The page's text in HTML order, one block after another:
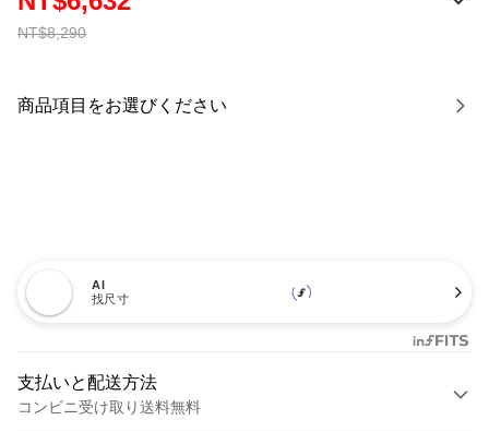
NT$8,290
商品項目をお選びください
AI
找尺寸
支払いと配送方法
コンビニ受け取り送料無料